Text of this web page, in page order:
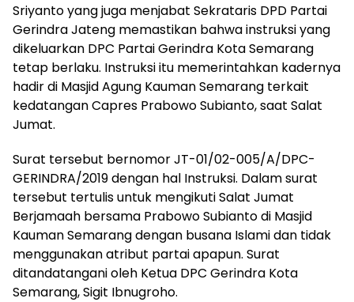
Sriyanto yang juga menjabat Sekrataris DPD Partai
Gerindra Jateng memastikan bahwa instruksi yang
dikeluarkan DPC Partai Gerindra Kota Semarang
tetap berlaku. Instruksi itu memerintahkan kadernya
hadir di Masjid Agung Kauman Semarang terkait
kedatangan Capres Prabowo Subianto, saat Salat
Jumat.
Surat tersebut bernomor JT-01/02-005/A/DPC-
GERINDRA/2019 dengan hal Instruksi. Dalam surat
tersebut tertulis untuk mengikuti Salat Jumat
Berjamaah bersama Prabowo Subianto di Masjid
Kauman Semarang dengan busana Islami dan tidak
menggunakan atribut partai apapun. Surat
ditandatangani oleh Ketua DPC Gerindra Kota
Semarang, Sigit Ibnugroho.